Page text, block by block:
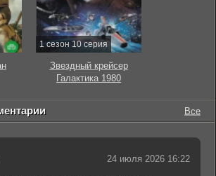
1 сезон 10 серия
Звездный крейсер
Галактика 1980
Все
24 июля 2026 16:22